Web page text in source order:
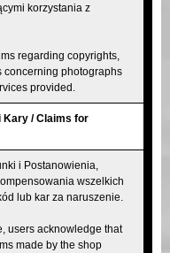
korzystania z
regarding copyrights,
concerning photographs
provided.
Kary / Claims for
i Postanowienia,
wszelkich
lub kar za naruszenie.
users acknowledge that
made by the shop